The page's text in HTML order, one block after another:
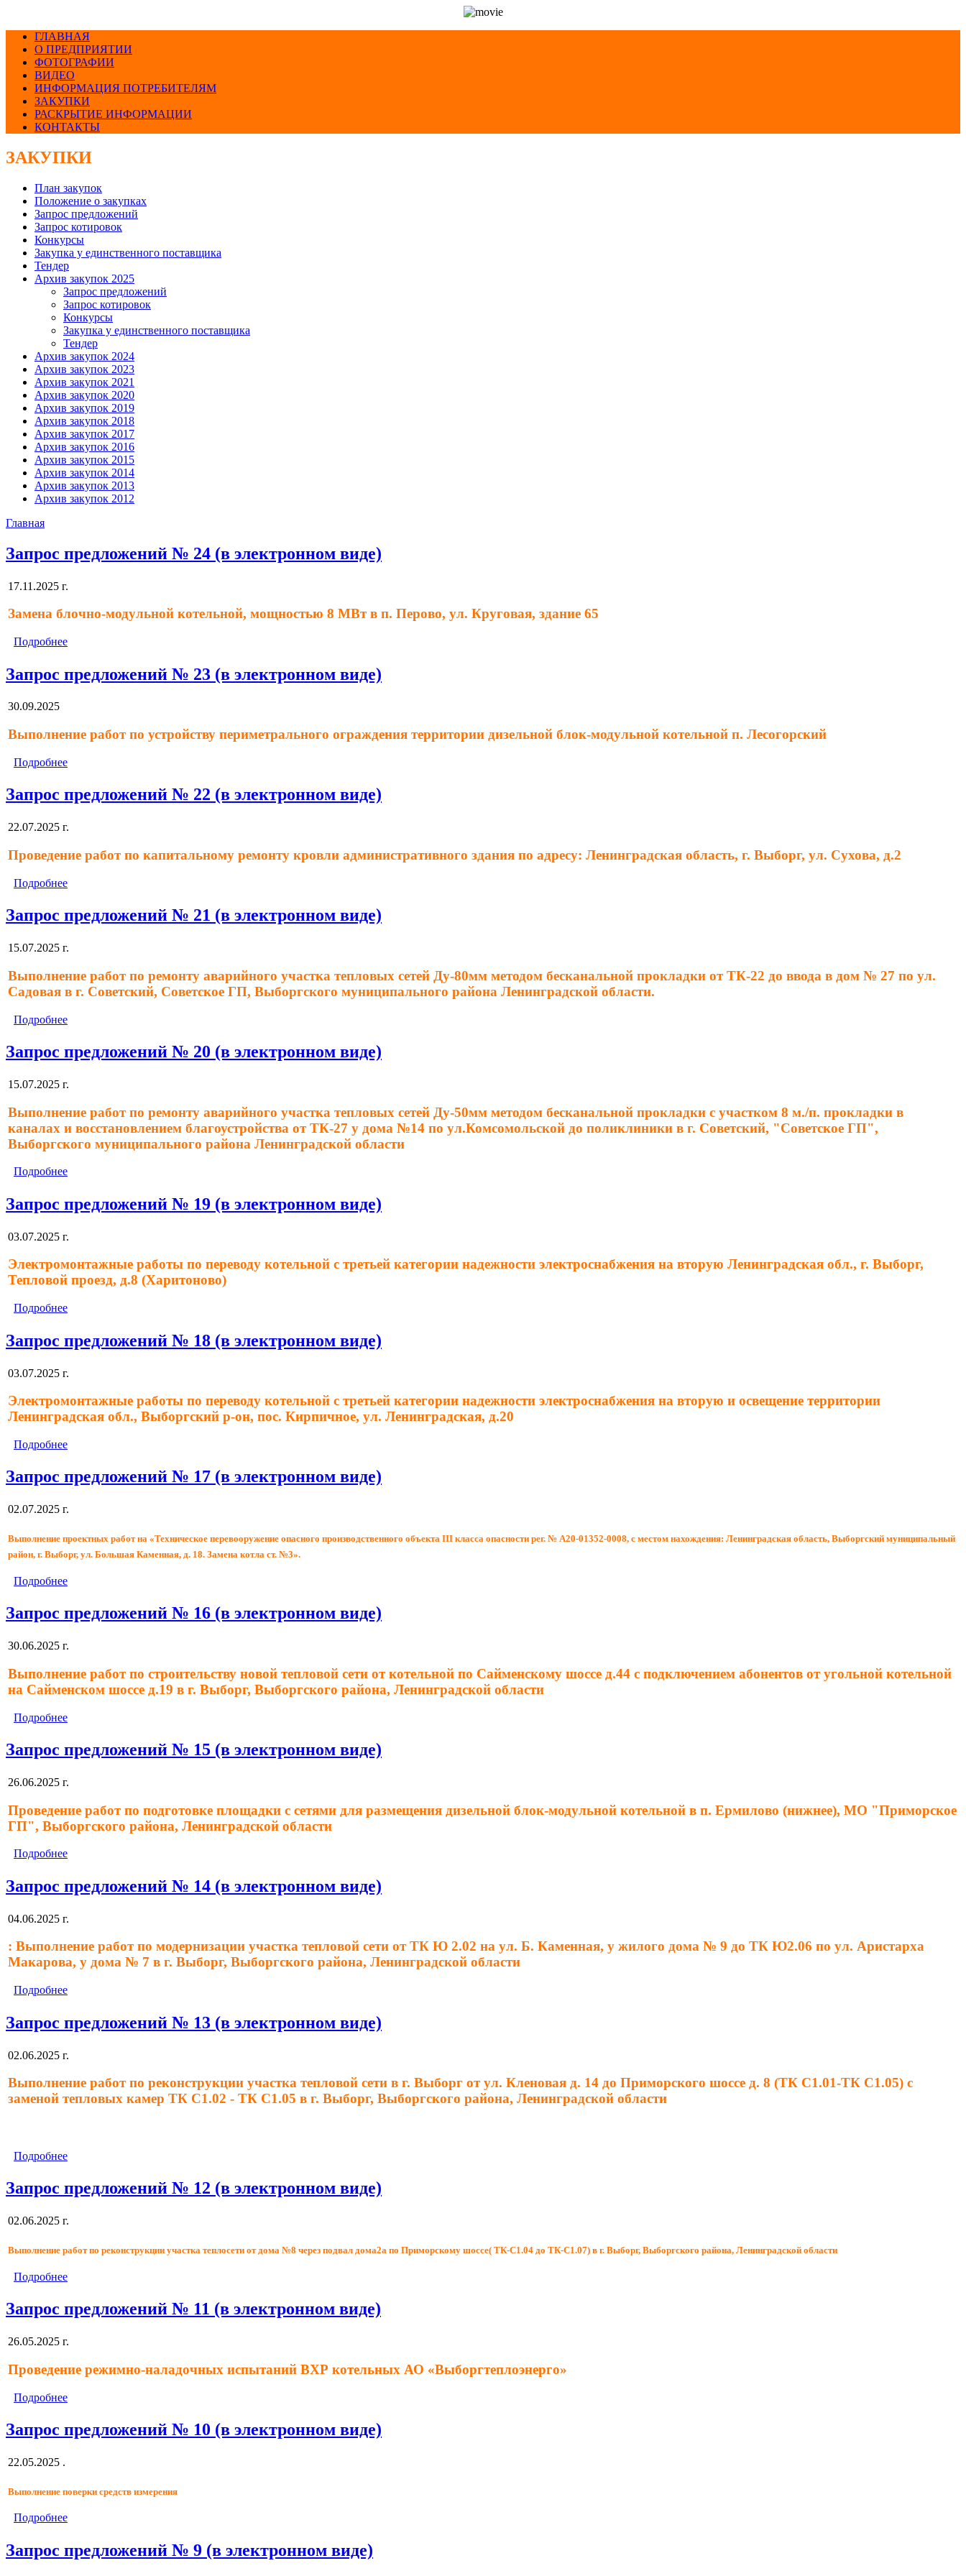
ГЛАВНАЯ
О ПРЕДПРИЯТИИ
ФОТОГРАФИИ
ВИДЕО
ИНФОРМАЦИЯ ПОТРЕБИТЕЛЯМ
ЗАКУПКИ
РАСКРЫТИЕ ИНФОРМАЦИИ
КОНТАКТЫ
ЗАКУПКИ
План закупок
Положение о закупках
Запрос предложений
Запрос котировок
Конкурсы
Закупка у единственного поставщика
Тендер
Архив закупок 2025
Запрос предложений
Запрос котировок
Конкурсы
Закупка у единственного поставщика
Тендер
Архив закупок 2024
Архив закупок 2023
Архив закупок 2021
Архив закупок 2020
Архив закупок 2019
Архив закупок 2018
Архив закупок 2017
Архив закупок 2016
Архив закупок 2015
Архив закупок 2014
Архив закупок 2013
Архив закупок 2012
Главная
Запрос предложений № 24 (в электронном виде)
17.11.2025 г.
Замена блочно-модульной котельной, мощностью 8 МВт в п. Перово, ул. Круговая, здание 65
Подробнее
Запрос предложений № 23 (в электронном виде)
30.09.2025
Выполнение работ по устройству периметрального ограждения территории дизельной блок-модульной котельной п. Лесогорский
Подробнее
Запрос предложений № 22 (в электронном виде)
22.07.2025 г.
Проведение работ по капитальному ремонту кровли административного здания по адресу: Ленинградская область, г. Выборг, ул. Сухова, д.2
Подробнее
Запрос предложений № 21 (в электронном виде)
15.07.2025 г.
Выполнение работ по ремонту аварийного участка тепловых сетей Ду-80мм методом бесканальной прокладки от ТК-22 до ввода в дом № 27 по ул.
Садовая в г. Советский, Советское ГП, Выборгского муниципального района Ленинградской области.
Подробнее
Запрос предложений № 20 (в электронном виде)
15.07.2025 г.
Выполнение работ по ремонту аварийного участка тепловых сетей Ду-50мм методом бесканальной прокладки с участком 8 м./п. прокладки в
каналах и восстановлением благоустройства от ТК-27 у дома №14 по ул.Комсомольской до поликлиники в г. Советский, "Советское ГП",
Выборгского муниципального района Ленинградской области
Подробнее
Запрос предложений № 19 (в электронном виде)
03.07.2025 г.
Электромонтажные работы по переводу котельной с третьей категории надежности электроснабжения на вторую Ленинградская обл., г. Выборг,
Тепловой проезд, д.8 (Харитоново)
Подробнее
Запрос предложений № 18 (в электронном виде)
03.07.2025 г.
Электромонтажные работы по переводу котельной с третьей категории надежности электроснабжения на вторую и освещение территории
Ленинградская обл., Выборгский р-он, пос. Кирпичное, ул. Ленинградская, д.20
Подробнее
Запрос предложений № 17 (в электронном виде)
02.07.2025 г.
Выполнение проектных работ на «Техническое перевооружение опасного производственного объекта III класса опасности рег. № А20-01352-0008, с местом нахождения: Ленинградская область, Выборгский муниципальный
район, г. Выборг, ул. Большая Каменная, д. 18. Замена котла ст. №3».
Подробнее
Запрос предложений № 16 (в электронном виде)
30.06.2025 г.
Выполнение работ по строительству новой тепловой сети от котельной по Сайменскому шоссе д.44 с подключением абонентов от угольной котельной
на Сайменском шоссе д.19 в г. Выборг, Выборгского района, Ленинградской области
Подробнее
Запрос предложений № 15 (в электронном виде)
26.06.2025 г.
Проведение работ по подготовке площадки с сетями для размещения дизельной блок-модульной котельной в п. Ермилово (нижнее), МО "Приморское
ГП", Выборгского района, Ленинградской области
Подробнее
Запрос предложений № 14 (в электронном виде)
04.06.2025 г.
: Выполнение работ по модернизации участка тепловой сети от ТК Ю 2.02 на ул. Б. Каменная, у жилого дома № 9 до ТК Ю2.06 по ул. Аристарха
Макарова, у дома № 7 в г. Выборг, Выборгского района, Ленинградской области
Подробнее
Запрос предложений № 13 (в электронном виде)
02.06.2025 г.
Выполнение работ по реконструкции участка тепловой сети в г. Выборг от ул. Кленовая д. 14 до Приморского шоссе д. 8 (ТК С1.01-ТК С1.05) с
заменой тепловых камер ТК С1.02 - ТК С1.05 в г. Выборг, Выборгского района, Ленинградской области
Подробнее
Запрос предложений № 12 (в электронном виде)
02.06.2025 г.
Выполнение работ по реконструкции участка теплосети от дома №8 через подвал дома2а по Приморскому шоссе( ТК-С1.04 до ТК-С1.07) в г. Выборг, Выборгского района, Ленинградской области
Подробнее
Запрос предложений № 11 (в электронном виде)
26.05.2025 г.
Проведение режимно-наладочных испытаний ВХР котельных АО «Выборгтеплоэнерго»
Подробнее
Запрос предложений № 10 (в электронном виде)
22.05.2025 .
Выполнение поверки средств измерения
Подробнее
Запрос предложений № 9 (в электронном виде)